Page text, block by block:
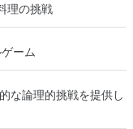
理の挑戦
ーム
な論理的挑戦を提供し